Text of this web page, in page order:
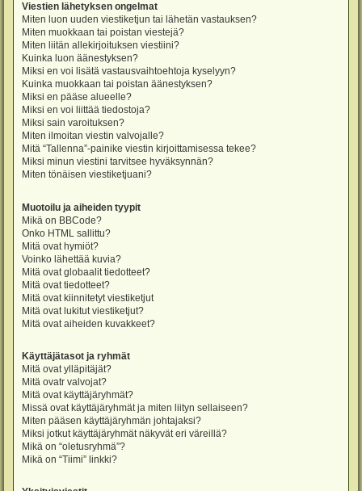
Viestien lähetyksen ongelmat
Miten luon uuden viestiketjun tai lähetän vastauksen?
Miten muokkaan tai poistan viestejä?
Miten liitän allekirjoituksen viestiini?
Kuinka luon äänestyksen?
Miksi en voi lisätä vastausvaihtoehtoja kyselyyn?
Kuinka muokkaan tai poistan äänestyksen?
Miksi en pääse alueelle?
Miksi en voi liittää tiedostoja?
Miksi sain varoituksen?
Miten ilmoitan viestin valvojalle?
Mitä “Tallenna”-painike viestin kirjoittamisessa tekee?
Miksi minun viestini tarvitsee hyväksynnän?
Miten tönäisen viestiketjuani?
Muotoilu ja aiheiden tyypit
Mikä on BBCode?
Onko HTML sallittu?
Mitä ovat hymiöt?
Voinko lähettää kuvia?
Mitä ovat globaalit tiedotteet?
Mitä ovat tiedotteet?
Mitä ovat kiinnitetyt viestiketjut
Mitä ovat lukitut viestiketjut?
Mitä ovat aiheiden kuvakkeet?
Käyttäjätasot ja ryhmät
Mitä ovat ylläpitäjät?
Mitä ovatr valvojat?
Mitä ovat käyttäjäryhmät?
Missä ovat käyttäjäryhmät ja miten liityn sellaiseen?
Miten pääsen käyttäjäryhmän johtajaksi?
Miksi jotkut käyttäjäryhmät näkyvät eri väreillä?
Mikä on “oletusryhmä”?
Mikä on “Tiimi” linkki?